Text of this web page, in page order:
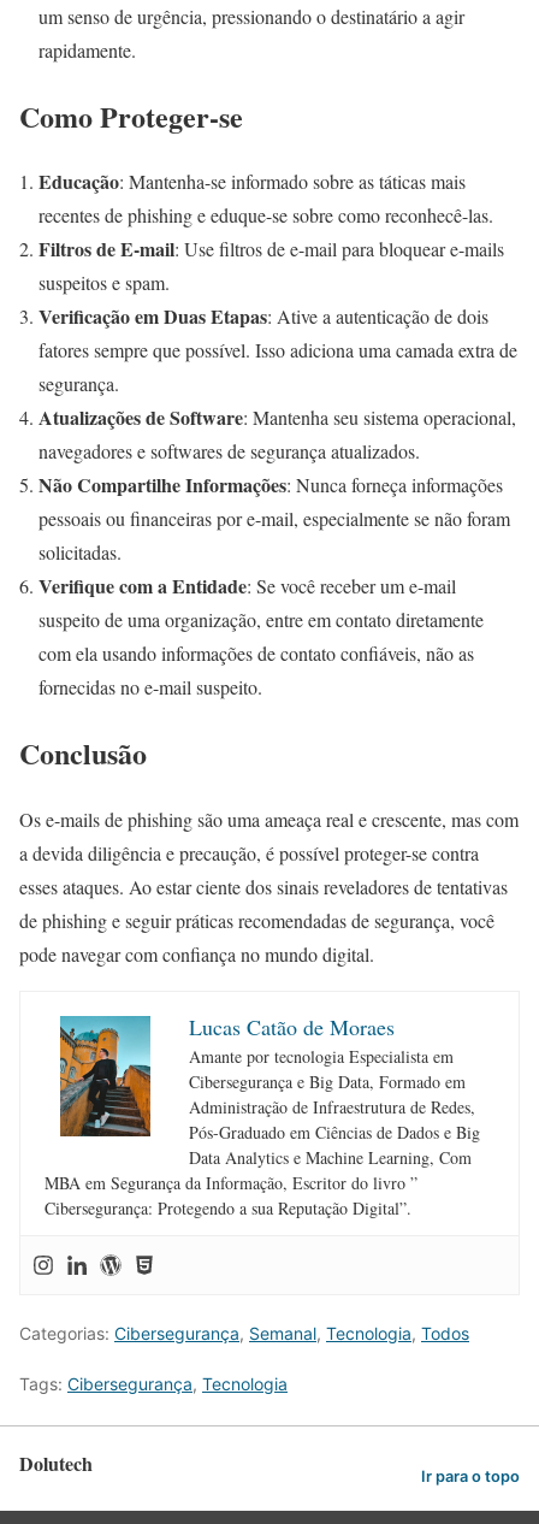
um senso de urgência, pressionando o destinatário a agir
rapidamente.
Como Proteger-se
Educação: Mantenha-se informado sobre as táticas mais
recentes de phishing e eduque-se sobre como reconhecê-las.
Filtros de E-mail: Use filtros de e-mail para bloquear e-mails
suspeitos e spam.
Verificação em Duas Etapas: Ative a autenticação de dois
fatores sempre que possível. Isso adiciona uma camada extra de
segurança.
Atualizações de Software: Mantenha seu sistema operacional,
navegadores e softwares de segurança atualizados.
Não Compartilhe Informações: Nunca forneça informações
pessoais ou financeiras por e-mail, especialmente se não foram
solicitadas.
Verifique com a Entidade: Se você receber um e-mail
suspeito de uma organização, entre em contato diretamente
com ela usando informações de contato confiáveis, não as
fornecidas no e-mail suspeito.
Conclusão
Os e-mails de phishing são uma ameaça real e crescente, mas com
a devida diligência e precaução, é possível proteger-se contra
esses ataques. Ao estar ciente dos sinais reveladores de tentativas
de phishing e seguir práticas recomendadas de segurança, você
pode navegar com confiança no mundo digital.
Lucas Catão de Moraes
Amante por tecnologia Especialista em
Cibersegurança e Big Data, Formado em
Administração de Infraestrutura de Redes,
Pós-Graduado em Ciências de Dados e Big
Data Analytics e Machine Learning, Com
MBA em Segurança da Informação, Escritor do livro ”
Cibersegurança: Protegendo a sua Reputação Digital”.
Categorias: Cibersegurança, Semanal, Tecnologia, Todos
Tags: Cibersegurança, Tecnologia
Dolutech Ir para o topo